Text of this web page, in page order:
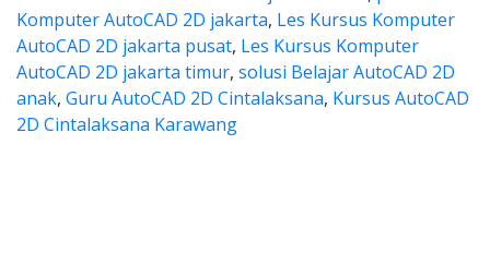
Komputer AutoCAD 2D jakarta, Les Kursus Komputer
AutoCAD 2D jakarta pusat, Les Kursus Komputer
AutoCAD 2D jakarta timur, solusi Belajar AutoCAD 2D
anak, Guru AutoCAD 2D Cintalaksana, Kursus AutoCAD
2D Cintalaksana Karawang